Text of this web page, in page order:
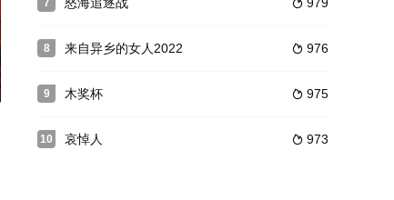
蒙特的一栋公寓楼中，邻居大多是和
長久壓抑而深藏的慾望也隨著浪花激起；他好奇地嘗試探尋對方，過程
宾德)想要脱离自己的黑帮家族的故事。这是英国导演Adam Smith的首部
7 
8  976
来自异乡的女人2022
9  975
木奖杯
10  973
哀悼人